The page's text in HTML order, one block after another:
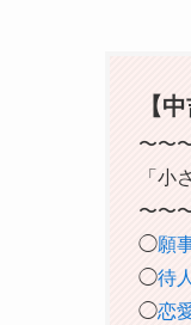
【
〜〜
「小
〜〜
◯願
◯待人
◯恋